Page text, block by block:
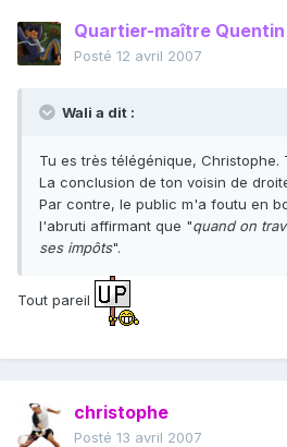
Quartier-maître Quentin
Posté 12 avril 2007
Wali a dit :
Tu es très télégénique, Christophe.
La conclusion de ton voisin de
Par contre, le public m'a foutu en
l'abruti affirmant que "quand on
ses impôts".
Tout pareil
christophe
Posté 13 avril 2007